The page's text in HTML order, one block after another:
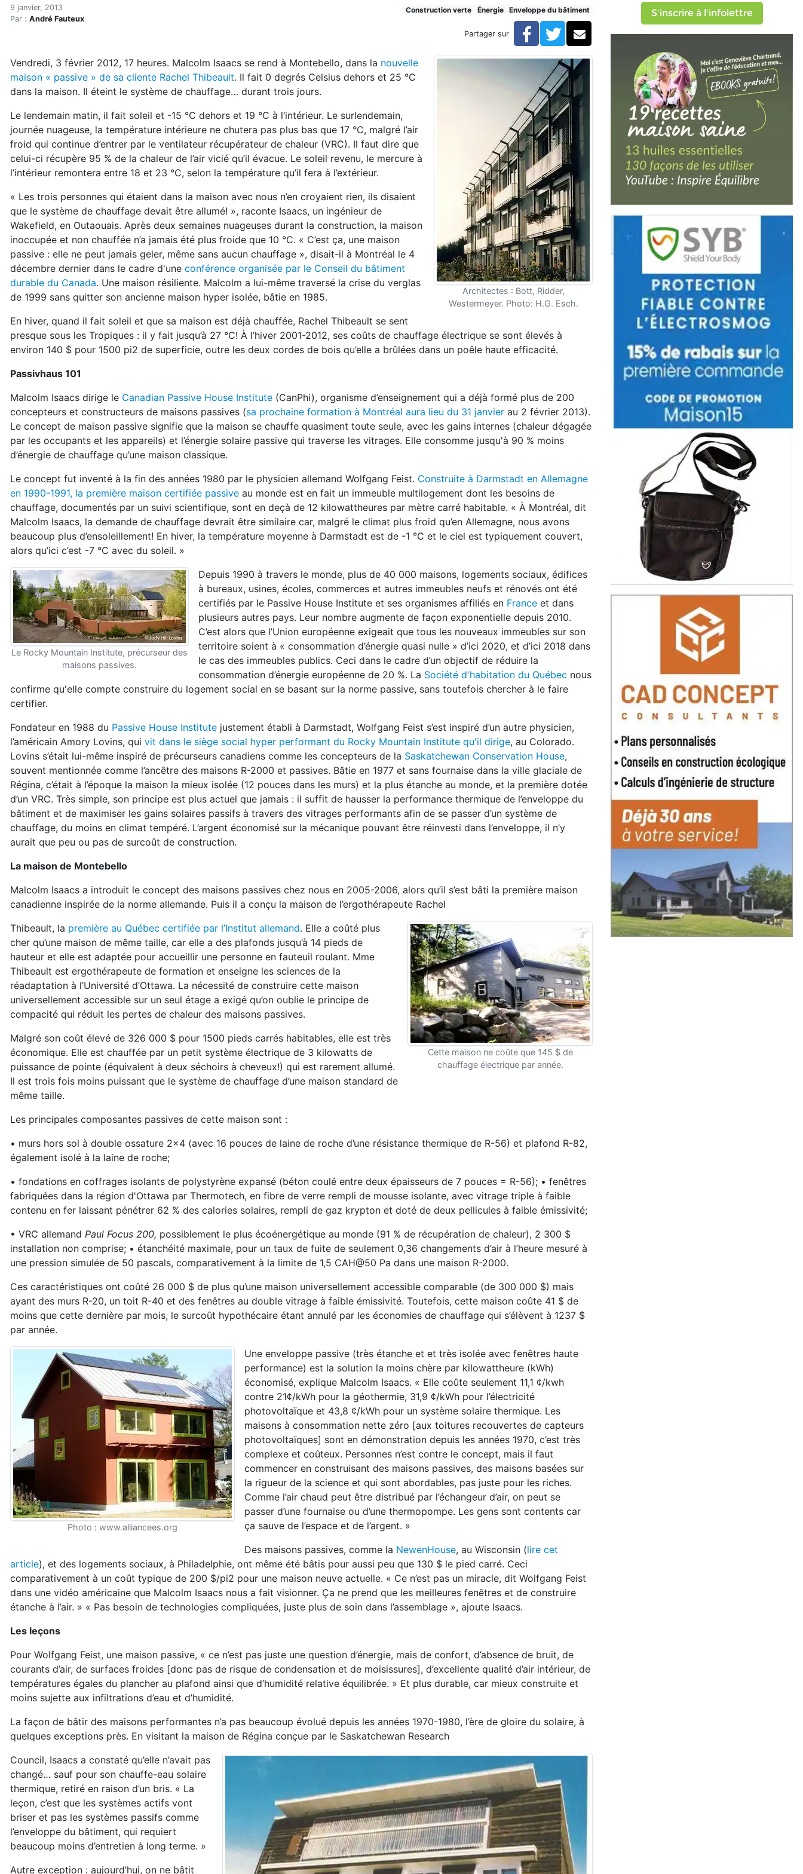
Accueil
Articles
La maison « passive »: prête pour la prochaine crise de verglas
La maison « passive »: prête pour la prochaine crise de verglas
9 janvier, 2013
Par : André Fauteux
Construction verte Énergie Enveloppe du bâtiment
Partager sur Facebook
TwitterCourriel
Architectes : Bott, Ridder,
Westermeyer. Photo: H.G. Esch.
Vendredi, 3 février 2012, 17 heures. Malcolm Isaacs se rend à Montebello, dans la nouvelle
maison « passive » de sa cliente Rachel Thibeault. Il fait 0 degrés Celsius dehors et 25 °C
dans la maison. Il éteint le système de chauffage… durant trois jours.
Le lendemain matin, il fait soleil et -15 °C dehors et 19 °C à l’intérieur. Le surlendemain,
journée nuageuse, la température intérieure ne chutera pas plus bas que 17 °C, malgré l’air
froid qui continue d’entrer par le ventilateur récupérateur de chaleur (VRC). Il faut dire que
celui-ci récupère 95 % de la chaleur de l’air vicié qu’il évacue. Le soleil revenu, le mercure à
l’intérieur remontera entre 18 et 23 °C, selon la température qu’il fera à l’extérieur.
« Les trois personnes qui étaient dans la maison avec nous n’en croyaient rien, ils disaient
que le système de chauffage devait être allumé! », raconte Isaacs, un ingénieur de
Wakefield, en Outaouais. Après deux semaines nuageuses durant la construction, la maison
inoccupée et non chauffée n’a jamais été plus froide que 10 °C. « C’est ça, une maison
passive : elle ne peut jamais geler, même sans aucun chauffage », disait-il à Montréal le 4
décembre dernier dans le cadre d'une conférence organisée par le Conseil du bâtiment
durable du Canada. Une maison résiliente. Malcolm a lui-même traversé la crise du verglas
de 1999 sans quitter son ancienne maison hyper isolée, bâtie en 1985.
En hiver, quand il fait soleil et que sa maison est déjà chauffée, Rachel Thibeault se sent
presque sous les Tropiques : il y fait jusqu’à 27 °C! À l’hiver 2001-2012, ses coûts de chauffage électrique se sont élevés à
environ 140 $ pour 1500 pi2 de superficie, outre les deux cordes de bois qu’elle a brûlées dans un poêle haute efficacité.
Passivhaus 101
Malcolm Isaacs dirige le Canadian Passive House Institute (CanPhi), organisme d’enseignement qui a déjà formé plus de 200
concepteurs et constructeurs de maisons passives (sa prochaine formation à Montréal aura lieu du 31 janvier au 2 février 2013).
Le concept de maison passive signifie que la maison se chauffe quasiment toute seule, avec les gains internes (chaleur dégagée
par les occupants et les appareils) et l’énergie solaire passive qui traverse les vitrages. Elle consomme jusqu'à 90 % moins
d’énergie de chauffage qu’une maison classique.
Le concept fut inventé à la fin des années 1980 par le physicien allemand Wolfgang Feist. Construite à Darmstadt en Allemagne
en 1990-1991, la première maison certifiée passive au monde est en fait un immeuble multilogement dont les besoins de
chauffage, documentés par un suivi scientifique, sont en deçà de 12 kilowattheures par mètre carré habitable. « À Montréal, dit
Malcolm Isaacs, la demande de chauffage devrait être similaire car, malgré le climat plus froid qu’en Allemagne, nous avons
beaucoup plus d’ensoleillement! En hiver, la température moyenne à Darmstadt est de -1 °C et le ciel est typiquement couvert,
alors qu’ici c’est -7 °C avec du soleil. »
Le Rocky Mountain Institute, précurseur des
maisons passives.
Depuis 1990 à travers le monde, plus de 40 000 maisons, logements sociaux, édifices
à bureaux, usines, écoles, commerces et autres immeubles neufs et rénovés ont été
certifiés par le Passive House Institute et ses organismes affiliés en France et dans
plusieurs autres pays. Leur nombre augmente de façon exponentielle depuis 2010.
C’est alors que l’Union européenne exigeait que tous les nouveaux immeubles sur son
territoire soient à « consommation d’énergie quasi nulle » d’ici 2020, et d’ici 2018 dans
le cas des immeubles publics. Ceci dans le cadre d’un objectif de réduire la
consommation d’énergie européenne de 20 %. La Société d'habitation du Québec nous
confirme qu'elle compte construire du logement social en se basant sur la norme passive, sans toutefois chercher à le faire
certifier.
Fondateur en 1988 du Passive House Institute justement établi à Darmstadt, Wolfgang Feist s’est inspiré d’un autre physicien,
l’américain Amory Lovins, qui vit dans le siège social hyper performant du Rocky Mountain Institute qu'il dirige, au Colorado.
Lovins s’était lui-même inspiré de précurseurs canadiens comme les concepteurs de la Saskatchewan Conservation House,
souvent mentionnée comme l’ancêtre des maisons R-2000 et passives. Bâtie en 1977 et sans fournaise dans la ville glaciale de
Régina, c’était à l’époque la maison la mieux isolée (12 pouces dans les murs) et la plus étanche au monde, et la première dotée
d’un VRC. Très simple, son principe est plus actuel que jamais : il suffit de hausser la performance thermique de l’enveloppe du
bâtiment et de maximiser les gains solaires passifs à travers des vitrages performants afin de se passer d’un système de
chauffage, du moins en climat tempéré. L’argent économisé sur la mécanique pouvant être réinvesti dans l’enveloppe, il n’y
aurait que peu ou pas de surcoût de construction.
La maison de Montebello
Malcolm Isaacs a introduit le concept des maisons passives chez nous en 2005-2006, alors qu’il s’est bâti la première maison
canadienne inspirée de la norme allemande. Puis il a conçu la maison de l’ergothérapeute Rachel
Cette maison ne coûte que 145 $ de
chauffage électrique par année.
Thibeault, la première au Québec certifiée par l’Institut allemand. Elle a coûté plus
cher qu’une maison de même taille, car elle a des plafonds jusqu’à 14 pieds de
hauteur et elle est adaptée pour accueillir une personne en fauteuil roulant. Mme
Thibeault est ergothérapeute de formation et enseigne les sciences de la
réadaptation à l’Université d’Ottawa. La nécessité de construire cette maison
universellement accessible sur un seul étage a exigé qu’on oublie le principe de
compacité qui réduit les pertes de chaleur des maisons passives.
Malgré son coût élevé de 326 000 $ pour 1500 pieds carrés habitables, elle est très
économique. Elle est chauffée par un petit système électrique de 3 kilowatts de
puissance de pointe (équivalent à deux séchoirs à cheveux!) qui est rarement allumé.
Il est trois fois moins puissant que le système de chauffage d’une maison standard de
même taille.
Les principales composantes passives de cette maison sont :
• murs hors sol à double ossature 2x4 (avec 16 pouces de laine de roche d’une résistance thermique de R-56) et plafond R-82,
également isolé à la laine de roche;
• fondations en coffrages isolants de polystyrène expansé (béton coulé entre deux épaisseurs de 7 pouces = R-56); • fenêtres
fabriquées dans la région d'Ottawa par Thermotech, en fibre de verre rempli de mousse isolante, avec vitrage triple à faible
contenu en fer laissant pénétrer 62 % des calories solaires, rempli de gaz krypton et doté de deux pellicules à faible émissivité;
• VRC allemand Paul Focus 200, possiblement le plus écoénergétique au monde (91 % de récupération de chaleur), 2 300 $
installation non comprise; • étanchéité maximale, pour un taux de fuite de seulement 0,36 changements d’air à l’heure mesuré à
une pression simulée de 50 pascals, comparativement à la limite de 1,5 CAH@50 Pa dans une maison R-2000.
Ces caractéristiques ont coûté 26 000 $ de plus qu’une maison universellement accessible comparable (de 300 000 $) mais
ayant des murs R-20, un toit R-40 et des fenêtres au double vitrage à faible émissivité. Toutefois, cette maison coûte 41 $ de
moins que cette dernière par mois, le surcoût hypothécaire étant annulé par les économies de chauffage qui s’élèvent à 1237 $
par année.
Photo : www.alliancees.org
Une enveloppe passive (très étanche et et très isolée avec fenêtres haute
performance) est la solution la moins chère par kilowattheure (kWh)
économisé, explique Malcolm Isaacs. « Elle coûte seulement 11,1 ¢/kwh
contre 21¢/kWh pour la géothermie, 31,9 ¢/kWh pour l’électricité
photovoltaïque et 43,8 ¢/kWh pour un système solaire thermique. Les
maisons à consommation nette zéro [aux toitures recouvertes de capteurs
photovoltaïques] sont en démonstration depuis les années 1970, c’est très
complexe et coûteux. Personnes n’est contre le concept, mais il faut
commencer en construisant des maisons passives, des maisons basées sur
la rigueur de la science et qui sont abordables, pas juste pour les riches.
Comme l’air chaud peut être distribué par l’échangeur d’air, on peut se
passer d’une fournaise ou d’une thermopompe. Les gens sont contents car
ça sauve de l’espace et de l’argent. »
Des maisons passives, comme la NewenHouse, au Wisconsin (lire cet
article), et des logements sociaux, à Philadelphie, ont même été bâtis pour aussi peu que 130 $ le pied carré. Ceci
comparativement à un coût typique de 200 $/pi2 pour une maison neuve actuelle. « Ce n’est pas un miracle, dit Wolfgang Feist
dans une vidéo américaine que Malcolm Isaacs nous a fait visionner. Ça ne prend que les meilleures fenêtres et de construire
étanche à l’air. » « Pas besoin de technologies compliquées, juste plus de soin dans l’assemblage », ajoute Isaacs.
Les leçons
Pour Wolfgang Feist, une maison passive, « ce n’est pas juste une question d’énergie, mais de confort, d’absence de bruit, de
courants d’air, de surfaces froides [donc pas de risque de condensation et de moisissures], d’excellente qualité d’air intérieur, de
températures égales du plancher au plafond ainsi que d’humidité relative équilibrée. » Et plus durable, car mieux construite et
moins sujette aux infiltrations d’eau et d’humidité.
La façon de bâtir des maisons performantes n’a pas beaucoup évolué depuis les années 1970-1980, l’ère de gloire du solaire, à
quelques exceptions près. En visitant la maison de Régina conçue par le Saskatchewan Research
Council, Isaacs a constaté qu’elle n’avait pas
changé… sauf pour son chauffe-eau solaire
thermique, retiré en raison d’un bris. « La
leçon, c’est que les systèmes actifs vont
briser et pas les systèmes passifs comme
l’enveloppe du bâtiment, qui requiert
beaucoup moins d’entretien à long terme. »
Autre exception : aujourd’hui, on ne bâtit
S'inscrire à l'infolettre